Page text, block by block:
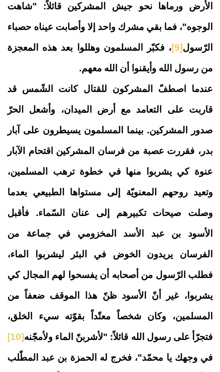
الأرض ورماها نحو جيش المشركين قائلاً: "شاهت
الوجوه"، فما بقي مشرك واحد إلا وأصابت عيناه حصباء
الرّسول[9]، فكبّر المسلمون وهللوا بعد هذه المعجزة
من رسول الله وأيقنوا أن الله معهم.
عندما اصطفّ المشركون للقتال كانت الشّمس قد
قاربت على التعامد مع أرض الميدان، وأشعل الحرّ
صدور المشركين. بينما المسلمون يسيطرون على آبار
بدر، فقررت عصبة من فرسان المشركين اقتحام الآبار
عنوة كي يشربوا منها في خطوة ترهب المسلمين،
وتعيد روحهم المعنويّة إلى مستواها الطبيعي بعدما
وصلت صيحات تكبيرهم إلى عنان السّماء. فأقبل
الأسود بن عبد الأسد المخزومي في جماعة من
الفرسان يريدون الخوض في البئر ليشربوا الماء،
فطلب الرّسول من أصحابه أن يفسحوا لهم المجال كي
يشربوا، غير أنّ الأسود ظنّ هذا الموقف ضعفاً من
المسلمين، وكان شخصاً معتّداً بقوّته سيء الخلق،
فتجرّأ على رسول الله قائلاً: "لأشربنّ الماء ولأمجّنه[10]
في وجهك يا محمّد"، فخرج له الحمزة بن عبد المطّلب